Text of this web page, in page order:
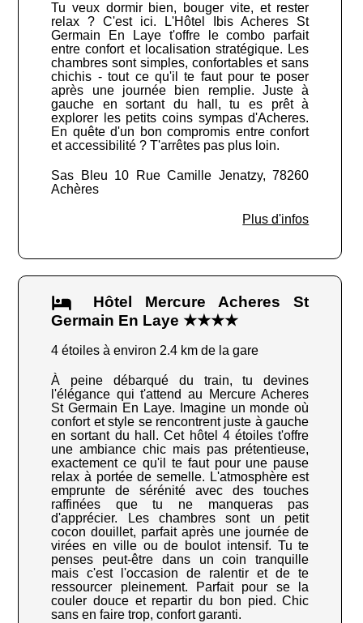
Tu veux dormir bien, bouger vite, et rester
relax ? C'est ici. L'Hôtel Ibis Acheres St
Germain En Laye t'offre le combo parfait
entre confort et localisation stratégique. Les
chambres sont simples, confortables et sans
chichis - tout ce qu'il te faut pour te poser
après une journée bien remplie. Juste à
gauche en sortant du hall, tu es prêt à
explorer les petits coins sympas d'Acheres.
En quête d'un bon compromis entre confort
et accessibilité ? T'arrêtes pas plus loin.
Sas Bleu 10 Rue Camille Jenatzy, 78260
Achères
Plus d'infos
Hôtel Mercure Acheres St
Germain En Laye ★★★★
4 étoiles à environ 2.4 km de la gare
À peine débarqué du train, tu devines
l'élégance qui t'attend au Mercure Acheres
St Germain En Laye. Imagine un monde où
confort et style se rencontrent juste à gauche
en sortant du hall. Cet hôtel 4 étoiles t'offre
une ambiance chic mais pas prétentieuse,
exactement ce qu'il te faut pour une pause
relax à portée de semelle. L'atmosphère est
emprunte de sérénité avec des touches
raffinées que tu ne manqueras pas
d'apprécier. Les chambres sont un petit
cocon douillet, parfait après une journée de
virées en ville ou de boulot intensif. Tu te
penses peut-être dans un coin tranquille
mais c'est l'occasion de ralentir et de te
ressourcer pleinement. Parfait pour se la
couler douce et repartir du bon pied. Chic
sans en faire trop, confort garanti.